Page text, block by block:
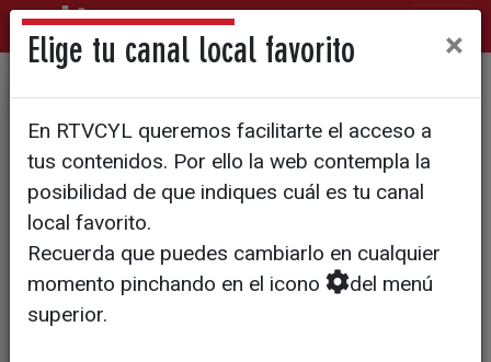
Se dispara la demanda de
gafas para el eclipse
Elige tu canal local favorito ×
En RTVCYL queremos facilitarte el acceso a
tus contenidos. Por ello la web contempla la
posibilidad de que indiques cuál es tu canal
local favorito.
Recuerda que puedes cambiarlo en cualquier
momento pinchando en el icono
del menú
superior.